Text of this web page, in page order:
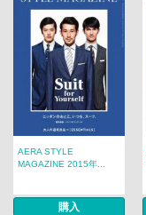
AERA STYLE
MAGAZINE 2015年...
購入